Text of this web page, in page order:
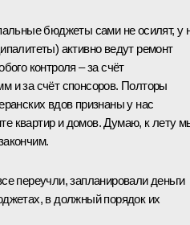
бюджеты сами не осилят, у
активно ведут ремонт
контроля – за счёт
и за счёт спонсоров. Полторы
вдов признаны у нас
квартир и домов. Думаю, к лету
переучли, запланировали деньги
в должный порядок их